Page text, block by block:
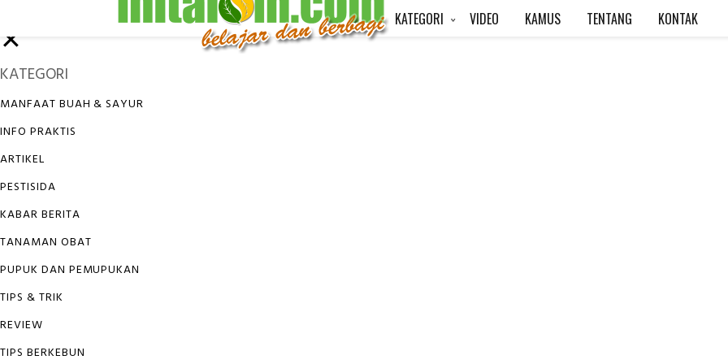
KATEGORI VIDEO KAMUS TENTANG KONTAK
✕
KATEGORI
MANFAAT BUAH & SAYUR
INFO PRAKTIS
ARTIKEL
PESTISIDA
KABAR BERITA
TANAMAN OBAT
PUPUK DAN PEMUPUKAN
TIPS & TRIK
REVIEW
TIPS BERKEBUN